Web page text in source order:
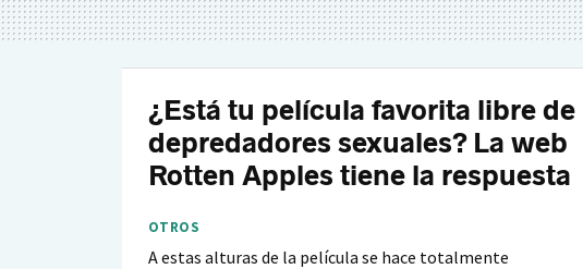
¿Está tu película favorita libre de
depredadores sexuales? La web
Rotten Apples tiene la respuesta
OTROS
A estas alturas de la película se hace totalmente